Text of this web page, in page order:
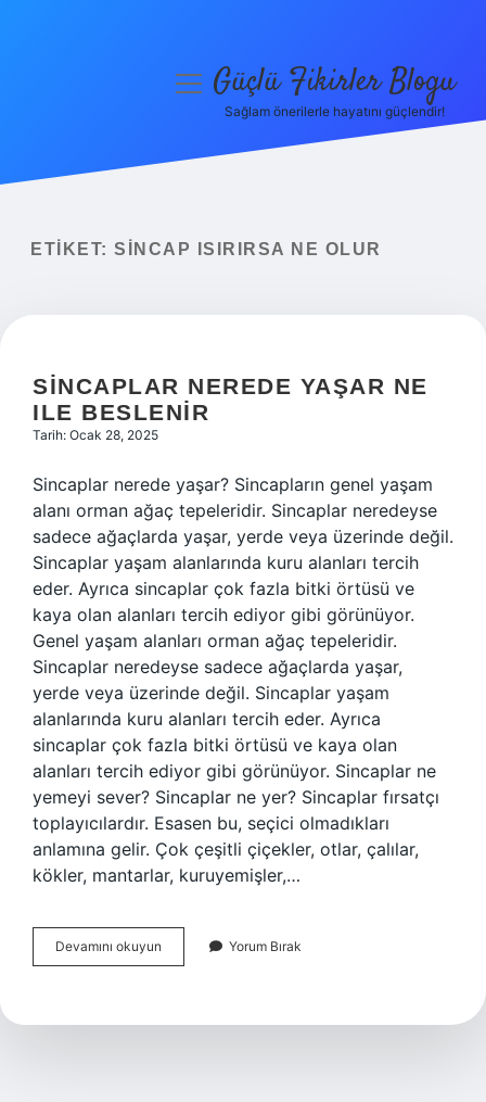
Yasal Uyarı
menüyüGüçlü Fikirler Blogu
Sağlam önerilerle hayatını güçlendir!
ETIKET: SINCAP ISIRIRSA NE OLUR
SINCAPLAR NEREDE YAŞAR NE
ILE BESLENIR
Tarih: Ocak 28, 2025
Sincaplar nerede yaşar? Sincapların genel yaşam
alanı orman ağaç tepeleridir. Sincaplar neredeyse
sadece ağaçlarda yaşar, yerde veya üzerinde değil.
Sincaplar yaşam alanlarında kuru alanları tercih
eder. Ayrıca sincaplar çok fazla bitki örtüsü ve
kaya olan alanları tercih ediyor gibi görünüyor.
Genel yaşam alanları orman ağaç tepeleridir.
Sincaplar neredeyse sadece ağaçlarda yaşar,
yerde veya üzerinde değil. Sincaplar yaşam
alanlarında kuru alanları tercih eder. Ayrıca
sincaplar çok fazla bitki örtüsü ve kaya olan
alanları tercih ediyor gibi görünüyor. Sincaplar ne
yemeyi sever? Sincaplar ne yer? Sincaplar fırsatçı
toplayıcılardır. Esasen bu, seçici olmadıkları
anlamına gelir. Çok çeşitli çiçekler, otlar, çalılar,
kökler, mantarlar, kuruyemişler,…
Devamını okuyun Sincaplar
Nerede
Ile
Yorum Bırak